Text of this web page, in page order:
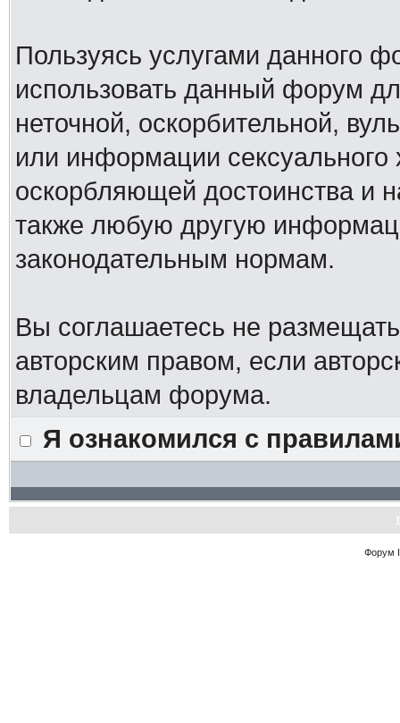
Пользуясь услугами данного
использовать данный форум
неточной, оскорбительной,
или информации
оскорбляющей достоинства и
также любую другую
законодательным нормам.
Вы соглашаетесь не
авторским правом, если
владельцам форума.
Я ознакомился с
Форум